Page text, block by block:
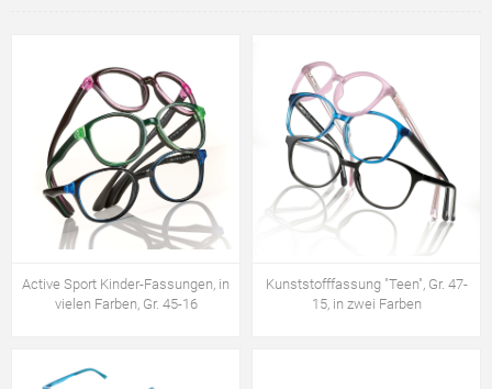
Active Sport Kinder-Fassungen, in
vielen Farben, Gr. 45-16
Kunststofffassung "Teen", Gr. 47-
15, in zwei Farben